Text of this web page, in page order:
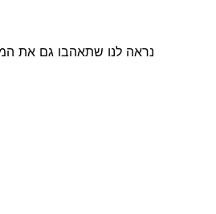
נראה לנו שתאהבו גם את